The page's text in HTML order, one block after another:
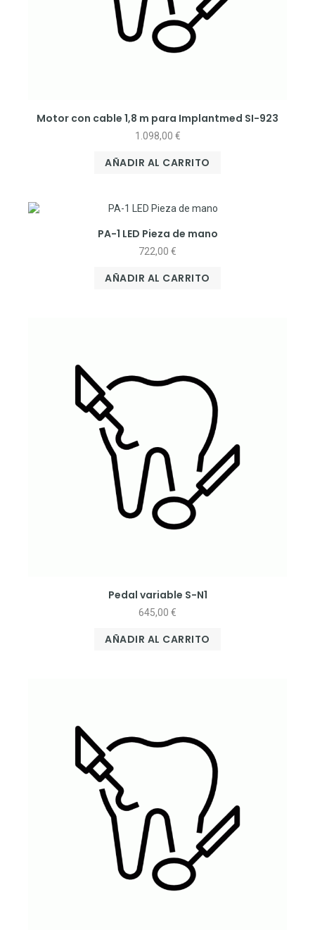
Motor con cable 1,8 m para Implantmed SI-923
1.098,00 €
AÑADIR AL CARRITO
PA-1 LED Pieza de mano
722,00 €
AÑADIR AL CARRITO
Pedal variable S-N1
645,00 €
AÑADIR AL CARRITO